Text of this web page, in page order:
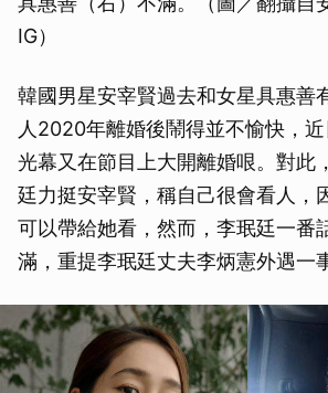
IG）
韓國男星安宰賢過去和女星具惠善
人2020年離婚後鬧得並不愉快，
光幕又在節目上大開離婚哏。對此
廷力挺安宰賢，稱自己很會看人，
可以帶給她看，然而，李珉廷一番
滿，重提李珉廷丈夫李炳憲外遇一